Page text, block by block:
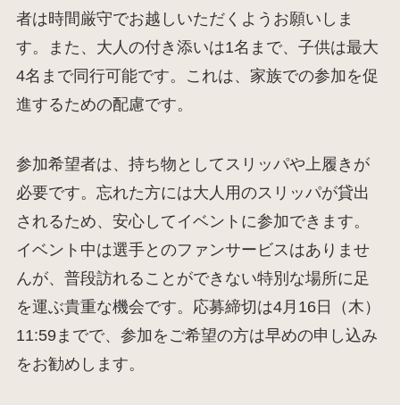
者は時間厳守でお越しいただくようお願いしま
す。また、大人の付き添いは1名まで、子供は最大
4名まで同行可能です。これは、家族での参加を促
進するための配慮です。
参加希望者は、持ち物としてスリッパや上履きが
必要です。忘れた方には大人用のスリッパが貸出
されるため、安心してイベントに参加できます。
イベント中は選手とのファンサービスはありませ
んが、普段訪れることができない特別な場所に足
を運ぶ貴重な機会です。応募締切は4月16日（木）
11:59までで、参加をご希望の方は早めの申し込み
をお勧めします。